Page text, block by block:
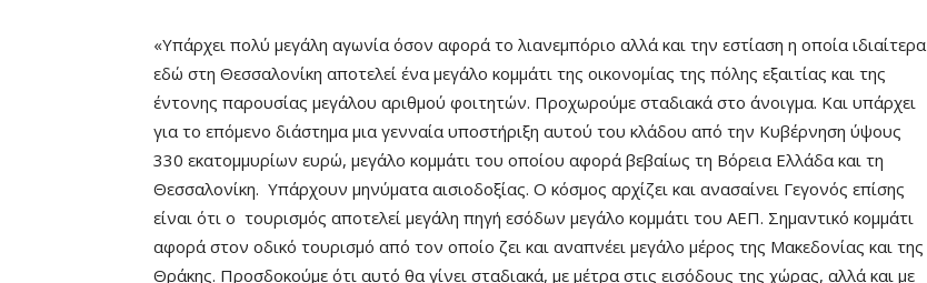
«Υπάρχει πολύ μεγάλη αγωνία όσον αφορά το λιανεμπόριο αλλά και την εστίαση η οποία ιδιαίτερα
εδώ στη Θεσσαλονίκη αποτελεί ένα μεγάλο κομμάτι της οικονομίας της πόλης εξαιτίας και της
έντονης παρουσίας μεγάλου αριθμού φοιτητών. Προχωρούμε σταδιακά στο άνοιγμα. Και υπάρχει
για το επόμενο διάστημα μια γενναία υποστήριξη αυτού του κλάδου από την Κυβέρνηση ύψους
330 εκατομμυρίων ευρώ, μεγάλο κομμάτι του οποίου αφορά βεβαίως τη Βόρεια Ελλάδα και τη
Θεσσαλονίκη. Υπάρχουν μηνύματα αισιοδοξίας. Ο κόσμος αρχίζει και ανασαίνει Γεγονός επίσης
είναι ότι ο τουρισμός αποτελεί μεγάλη πηγή εσόδων μεγάλο κομμάτι του ΑΕΠ. Σημαντικό κομμάτι
αφορά στον οδικό τουρισμό από τον οποίο ζει και αναπνέει μεγάλο μέρος της Μακεδονίας και της
Θράκης. Προσδοκούμε ότι αυτό θα γίνει σταδιακά, με μέτρα στις εισόδους της χώρας, αλλά και με